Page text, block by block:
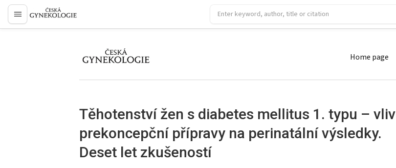
proLékaře.cz
proLékaře.cz Home page
Těhotenství žen s diabetes mellitus 1. typu – vliv
prekoncepční přípravy na perinatální výsledky.
Deset let zkušeností